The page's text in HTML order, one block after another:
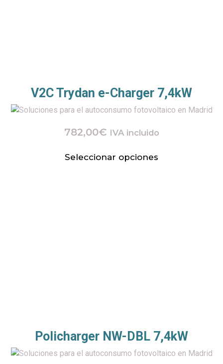
V2C Trydan e-Charger 7,4kW
782,00€ IVA incluido
Seleccionar opciones
Policharger NW-DBL 7,4kW